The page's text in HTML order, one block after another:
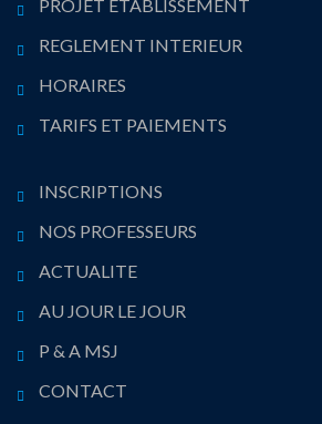
PROJET ETABLISSEMENT
REGLEMENT INTERIEUR
HORAIRES
TARIFS ET PAIEMENTS
INSCRIPTIONS
NOS PROFESSEURS
ACTUALITE
AU JOUR LE JOUR
P & A MSJ
CONTACT